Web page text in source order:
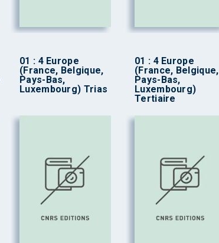
01 : 4 Europe
(France, Belgique,
Pays-Bas,
Luxembourg) Trias
01 : 4 Europe
(France, Belgique,
Pays-Bas,
Luxembourg)
Tertiaire